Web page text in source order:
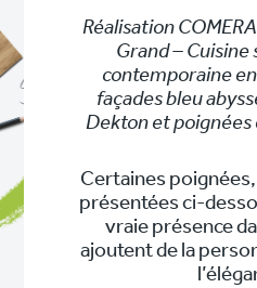
Réalisation
Grand –
contemporaine
façades bleu
Dekton et poignées
Certaines
présentées ci-
vraie présence
ajoutent de la